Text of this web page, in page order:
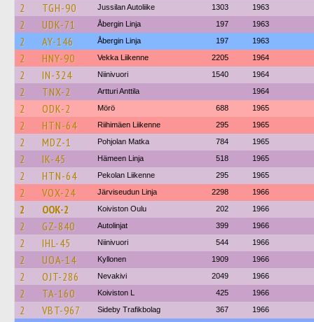
2 TGH-90 Jussilan Autoliike 1303 1963
2 UDK-71 Åbergin Linja 197 1963
2 AY-146 Åbergin Linja 197 1963
2 HNY-90 Vekka Liikenne 2205 1964
2 IN-324 Niinivuori 1540 1964
2 TNX-2 Artturi Anttila 1964
2 ODK-2 Mörö 688 1965
2 HTN-64 Riihimäen Liikenne 295 1965
2 MDZ-1 Pohjolan Matka 784 1965
2 IK-45 Hämeen Linja 518 1965
2 HTN-64 Pekolan Liikenne 295 1965
2 VOX-24 Järviseudun Linja 2298 1966
2 OOK-2 Koiviston Oulu 202 1966
2 GZ-840 Autolinjat 399 1966
2 IHL-45 Niinivuori 544 1966
2 UOA-14 Kyllonen 1909 1966
2 OJT-286 Nevakivi 2049 1966
2 TA-160 Koiviston L 425 1966
2 VBT-967 Sideby Trafikbolag 367 1966